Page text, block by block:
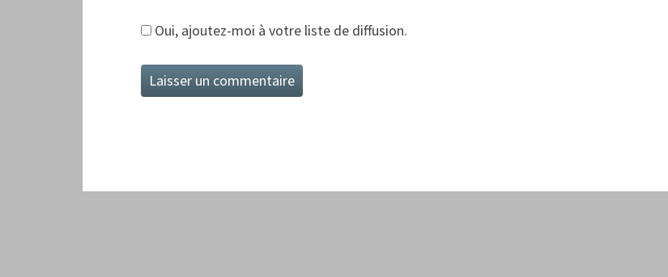
Oui, ajoutez-moi à votre liste de diffusion.